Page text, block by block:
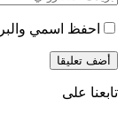
احفظ اسمي
تابعنا على